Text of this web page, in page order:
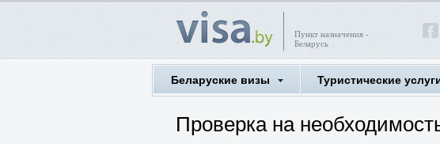
Пункт назначения -
Беларусь
Беларуские визы Туристические
Проверка на